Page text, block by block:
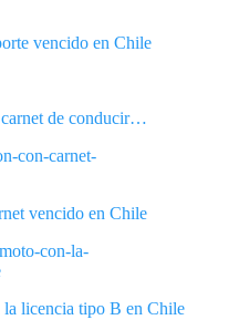
vencido en Chile
de conducir…
vencido en Chile
la licencia tipo B en Chile